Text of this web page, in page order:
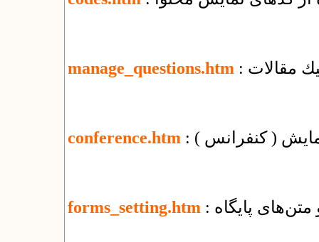
manage_questions.htm مقالات
conference.htm ( کنفرانس )
forms_setting.htm متن‌های پایگاه